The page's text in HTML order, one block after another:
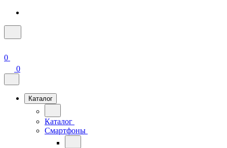
0
0
Каталог
Каталог
Смартфоны